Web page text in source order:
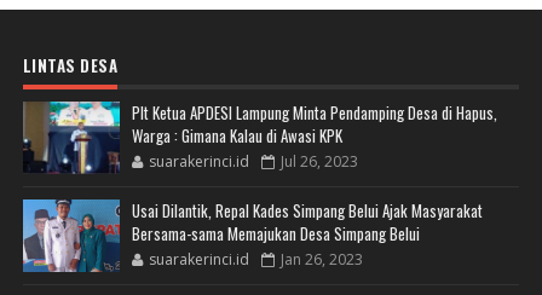
LINTAS DESA
Plt Ketua APDESI Lampung Minta Pendamping Desa di Hapus,
Warga : Gimana Kalau di Awasi KPK
suarakerinci.id Jul 26, 2023
Usai Dilantik, Repal Kades Simpang Belui Ajak Masyarakat
Bersama-sama Memajukan Desa Simpang Belui
suarakerinci.id Jan 26, 2023